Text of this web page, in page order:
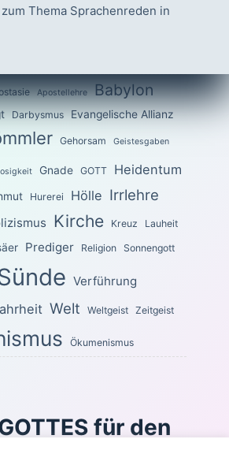
Thema Sprachenreden in
Apostellehre Babylon
Darbysmus Evangelische Allianz
Gehorsam Geistesgaben
Gnade GOTT Heidentum
Hurerei Hölle Irrlehre
Kirche Kreuz Lauheit
Prediger Religion Sonnengott
Verführung
Welt Weltgeist Zeitgeist
Ökumenismus
für den